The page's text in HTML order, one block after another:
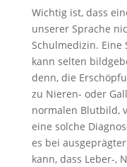
Wichtig ist, dass
unserer Sprache
Schulmedizin. Eine
kann selten
denn, die
zu Nieren- oder
normalen Blutbild,
eine solche
es bei
kann, dass Leber-,